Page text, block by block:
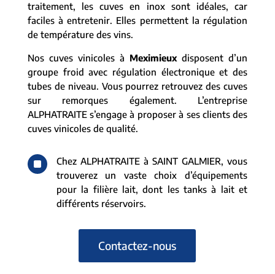
traitement, les cuves en inox sont idéales, car
faciles à entretenir. Elles permettent la régulation
de température des vins.
Nos cuves vinicoles à Meximieux disposent d’un
groupe froid avec régulation électronique et des
tubes de niveau. Vous pourrez retrouvez des cuves
sur remorques également. L’entreprise
ALPHATRAITE s’engage à proposer à ses clients des
cuves vinicoles de qualité.
^
Chez ALPHATRAITE à SAINT GALMIER, vous
trouverez un vaste choix d’équipements
pour la filière lait, dont les tanks à lait et
différents réservoirs.
Contactez-nous